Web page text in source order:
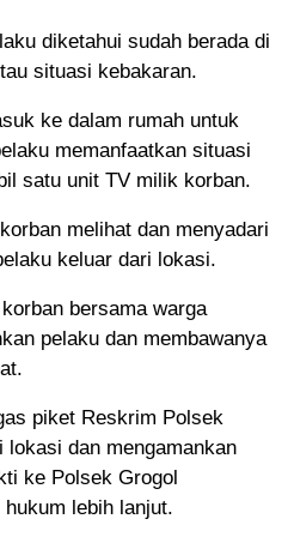
diketahui sudah berada di
situasi kebakaran.
ke dalam rumah untuk
memanfaatkan situasi
satu unit TV milik korban.
melihat dan menyadari
keluar dari lokasi.
bersama warga
pelaku dan membawanya
piket Reskrim Polsek
lokasi dan mengamankan
ke Polsek Grogol
lebih lanjut.